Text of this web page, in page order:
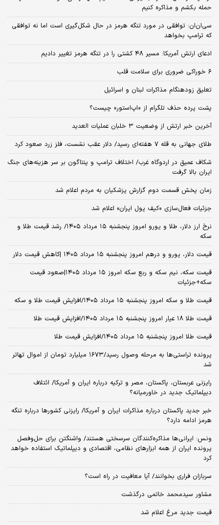
حمله بکشم و مذاکره کنیم
سی‌ان‌ان: توافقی در مورد تنگه هرمز در حال شکل‌گیری است اما نه توافقی
که ترامپ بخواهد
ادعای ارتش آمریکا: مسیر ۴۸ کشتی را در تنگه هرمز تغییر دادیم
۶ خوراکی ضروری برای سلامت قلب
تعلیق زودهنگام مذاکرات لبنان و اسرائیل
پشت پرده حذف تلگرام از «اپ‌استور» چیست؟
آخرین خبر ارتش از وضعیت ۳ خلبان عملیات العدید
طلای جهانی به قله ۷ هفته‌ای رسید/ دلار عقب نشست، فلز زرد صعود کرد
شکاف عمیق در اردوگاه غرب/ اختلاف ترامپ و پنتاگون بر سر هزینه‌های جنگ
ایران بالا گرفت
زمان پخش قسمت دوم گزارش پزشکیان به مردم اعلام شد
جزئیات فعال‌سازی «کیف پول ایران» اعلام شد
نرخ ارز دلار، طلا و یورو امروز پنجشنبه ۱۵ مرداد ۱۴۰۵/ رشد قیمت طلا و
سکه
قیمت دلار، یورو و درهم امروز پنجشنبه ۱۵ مرداد ۱۴۰۵ |کاهش قیمت دلار
قیمت سکه، نیم سکه و ربع سکه امروز ۱۵ مرداد ۱۴۰۵|صعود قیمت
سکه+جزئیات
قیمت طلا و سکه امروز پنجشنبه ۱۵ مرداد ۱۴۰۵/افزایش قیمت طلا و سکه
قیمت طلا ۱۸ عیار امروز پنجشنبه ۱۵ مرداد ۱۴۰۵/افزایش قیمت طلا
قیمت طلا امروز پنجشنبه ۱۵ مرداد ۱۴۰۵/افزایش قیمت طلا
پرونده تراستی‌ها به مرحله وصول رسید/۱۶۷۳ میلیارد تومان از اموال تهاتر
شد
رایزنی عربستان، پاکستان، مصر و ترکیه درباره ایران و آمریکا/ ائتلاف
دیپلماتیک جدید در خاورمیانه؟
خبر جدید پاکستان درباره مذاکرات ایران و آمریکا/ رایزنی کشورها درباره تنگه
هرمز ادامه دارد؟
ونس: ایرانی‌ها مذاکره‌کنندگان سرسختی هستند/ واشنگتن برای حل‌وفصل
پرونده ایران از همه ابزارهای نظامی، اقتصادی و دیپلماتیک استفاده خواهد
کرد
سربازان فراری بخوانند/ آیا معافیت در راه است؟
مشاور سیدمحمد خاتمی درگذشت
قیمت جدید مرغ اعلام شد